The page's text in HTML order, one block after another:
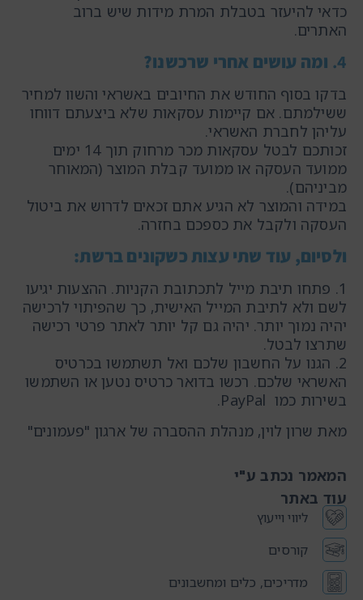
המאמר נכתב ע"י
עוד באתר
ליווי וייעוץ
קורסים
מדריכים, כלים ומחשבונים
כדאי להיעזר בטבלת המרת מידות שיש ברוב
האתרים.
4. ומה עושים אחרי שרכשנו?
בדקו בסוף החודש את החיובים באשראי והשוו למחיר
ששילמתם. אם קיימות עסקאות שלא ביצעתם דווחו
עליהן לחברת האשראי.
זכותכם לבטל עסקאות מכר מרחוק תוך 14 ימים
ממועד העסקה או ממועד קבלת המוצר (המאוחר
מביניהם).
במידה והמוצר לא הגיע אתם זכאים לדרוש את ביטול
העסקה ולקבל את כספכם בחזרה.
ולסיום, עוד שתי עצות כשקונים ברשת:
1. פתחו תיבת מייל לתכתובת הקניות. ההצעות יגיעו
לשם ולא לתיבת המייל האישית, כך שהפיתוי לרכישה
יהיה נמוך יותר. יהיה גם קל יותר לאתר פרטי רכישה
שתרצו לבטל.
2. הגנו על החשבון שלכם ואל תשתמשו בכרטיס
האשראי שלכם. רכשו בדואר כרטיס נטען או השתמשו
בשירות כמו PayPal.
מאת שרון לוין, מנהלת ההסברה של ארגון "פעמונים"